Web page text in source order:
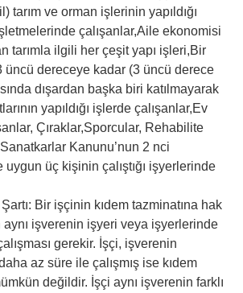
tarım ve orman işlerinin yapıldığı
çalışanlar,Aile ekonomisi
tarımla ilgili her çeşit yapı işleri,Bir
dereceye kadar (3 üncü derece
dışardan başka biri katılmayarak
yapıldığı işlerde çalışanlar,Ev
Çıraklar,Sporcular, Rehabilite
Kanunu’nun 2 nci
üç kişinin çalıştığı işyerlerinde
Bir işçinin kıdem tazminatına hak
işverenin işyeri veya işyerlerinde
gerekir. İşçi, işverenin
az süre ile çalışmış ise kıdem
değildir. İşçi aynı işverenin farklı